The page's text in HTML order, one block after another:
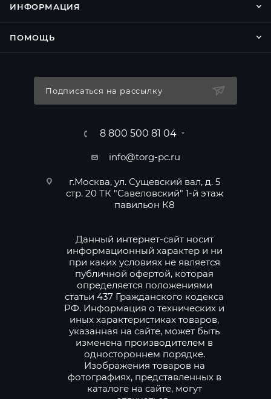
ИНФОРМАЦИЯ
ПОМОЩЬ
Подписаться на рассылку
8 800 500 81 04
info@torg-pc.ru
г.Москва, ул. Сущевский вал, д. 5
стр. 20 ТК "Савеловский" 1-й этаж
павильон К8
Данный интернет-сайт носит
информационный характер и ни
при каких условиях не является
публичной офертой, которая
определяется положениями
статьи 437 Гражданского кодекса
РФ. Информация о технических и
иных характеристиках товаров,
указанная на сайте, может быть
изменена производителем в
одностороннем порядке.
Изображения товаров на
фотографиях, представленных в
каталоге на сайте, могут